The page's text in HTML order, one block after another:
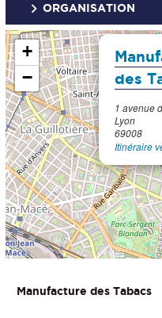
ORGANISATION
des
1 avenue
Lyon
69008
Itinéraire
+
−
Manufacture des Tabacs